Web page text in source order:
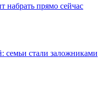
набрать прямо сейчас
семьи стали заложниками